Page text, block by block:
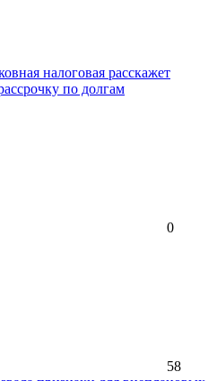
налоговая расскажет
по долгам
0
58